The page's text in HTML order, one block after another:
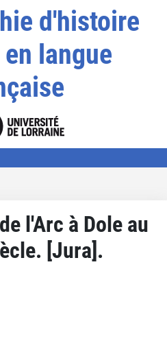
d'histoire
langue
l'Arc à Dole au
[Jura].